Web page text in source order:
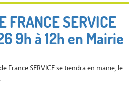
FRANCE SERVICE
9h à 12h en Mairie
France SERVICE se tiendra en mairie, le